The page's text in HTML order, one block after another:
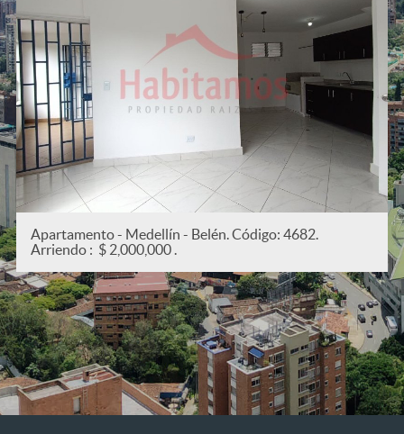
Apartamento - Medellín - San Joaquín. Código:
Arriendo : $ 2,200,000 .